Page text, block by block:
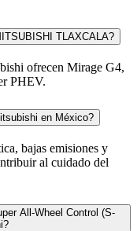
TLAXCALA?
ofrecen Mirage G4,
PHEV.
en México?
bajas emisiones y
al cuidado del
All-Wheel Control (S-